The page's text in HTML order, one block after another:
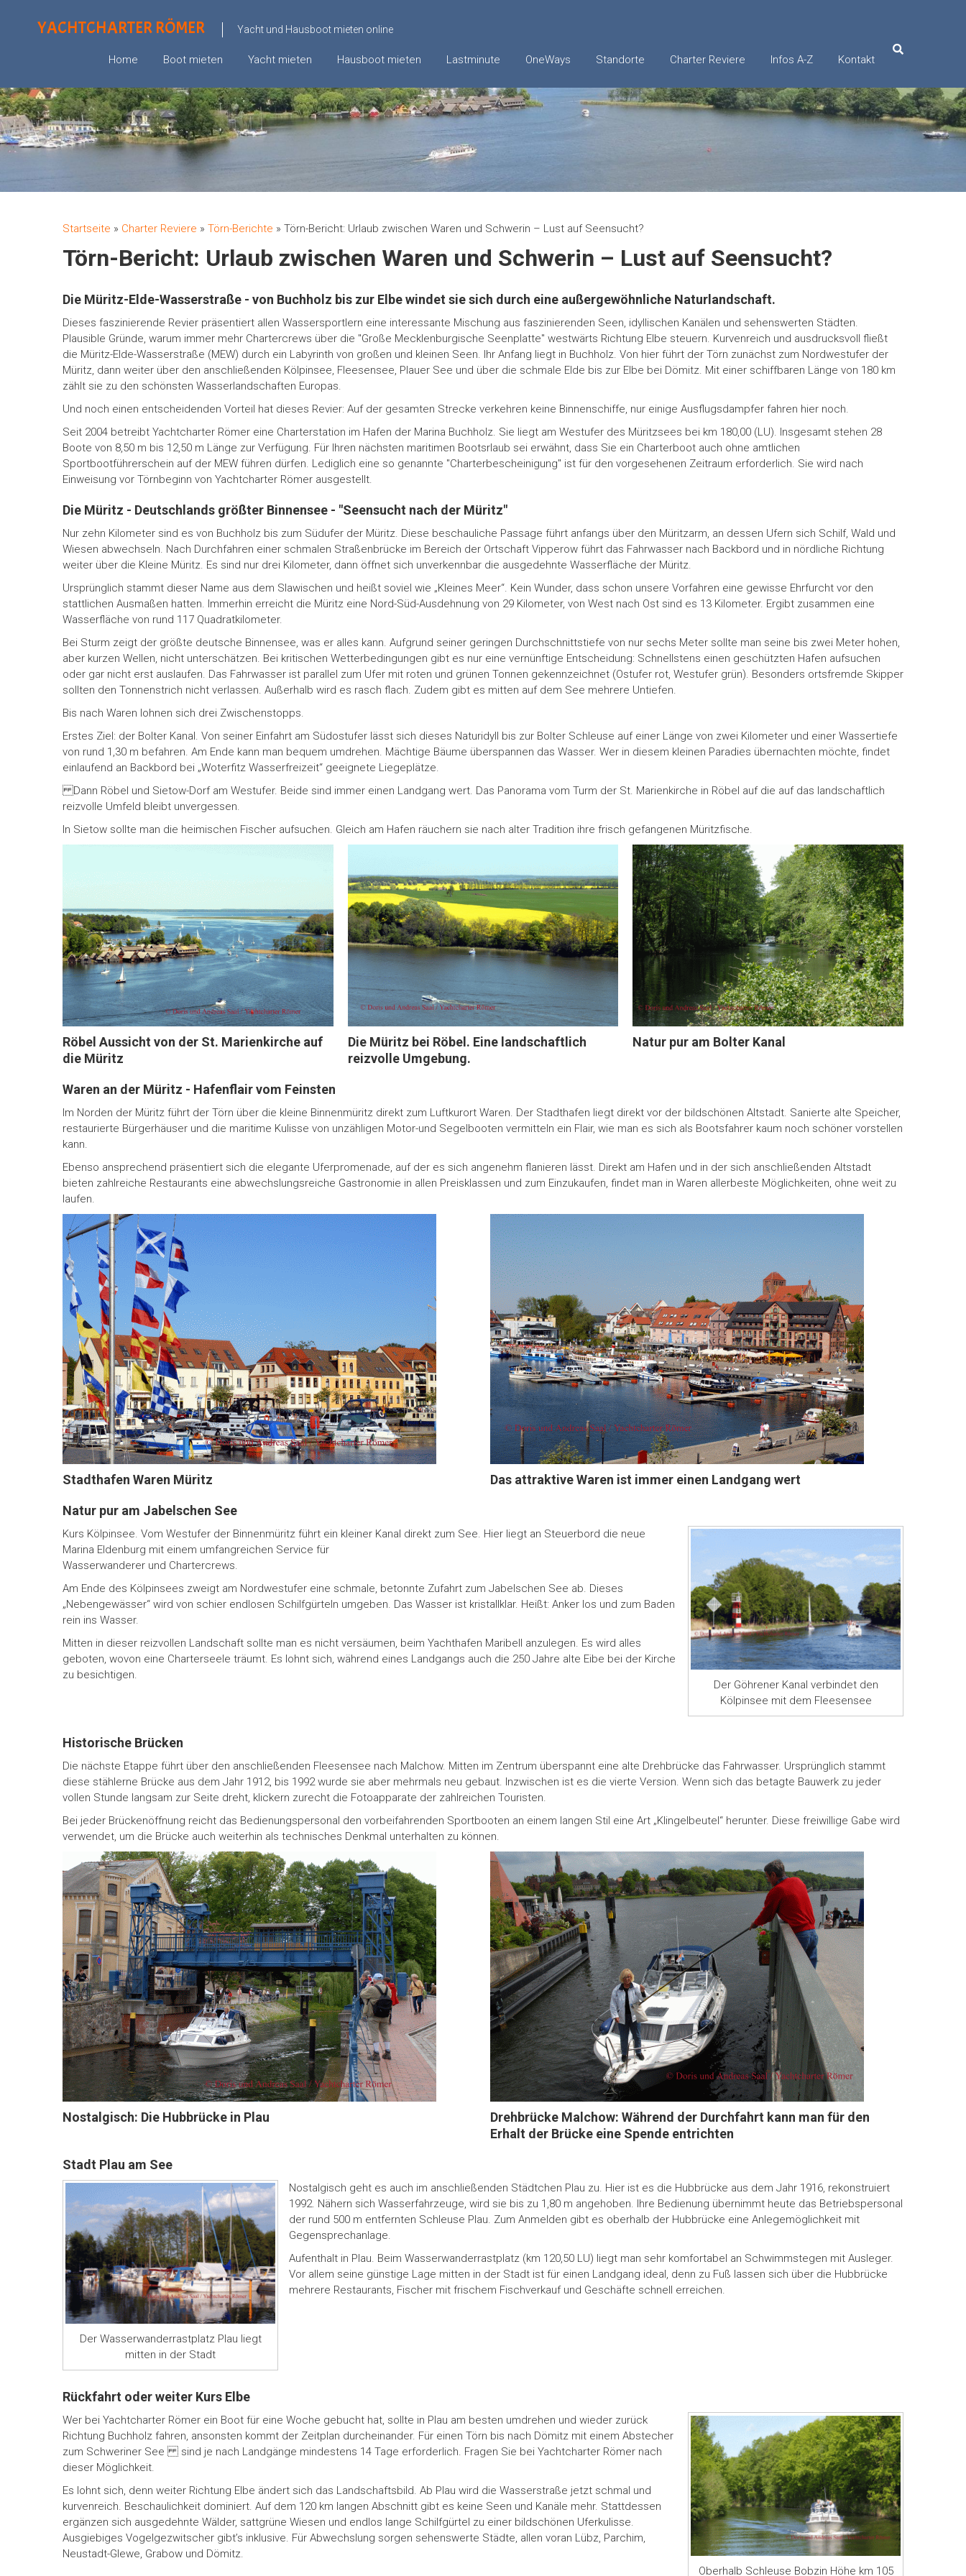
YACHTCHARTER RÖMER Yacht und Hausboot mieten online
Home Boot mieten Yacht mieten Hausboot mieten Lastminute OneWays Standorte Charter Reviere Infos A-Z Kontakt
Startseite » Charter Reviere » Törn-Berichte » Törn-Bericht: Urlaub zwischen Waren und Schwerin – Lust auf Seensucht?
Törn-Bericht: Urlaub zwischen Waren und Schwerin – Lust auf Seensucht?
Die Müritz-Elde-Wasserstraße - von Buchholz bis zur Elbe windet sie sich durch eine außergewöhnliche Naturlandschaft.
Dieses faszinierende Revier präsentiert allen Wassersportlern eine interessante Mischung aus faszinierenden Seen, idyllischen Kanälen und sehenswerten Städten.
Plausible Gründe, warum immer mehr Chartercrews über die "Große Mecklenburgische Seenplatte" westwärts Richtung Elbe steuern. Kurvenreich und ausdrucksvoll fließt
die Müritz-Elde-Wasserstraße (MEW) durch ein Labyrinth von großen und kleinen Seen. Ihr Anfang liegt in Buchholz. Von hier führt der Törn zunächst zum Nordwestufer der
Müritz, dann weiter über den anschließenden Kölpinsee, Fleesensee, Plauer See und über die schmale Elde bis zur Elbe bei Dömitz. Mit einer schiffbaren Länge von 180 km
zählt sie zu den schönsten Wasserlandschaften Europas.
Und noch einen entscheidenden Vorteil hat dieses Revier: Auf der gesamten Strecke verkehren keine Binnenschiffe, nur einige Ausflugsdampfer fahren hier noch.
Seit 2004 betreibt Yachtcharter Römer eine Charterstation im Hafen der Marina Buchholz. Sie liegt am Westufer des Müritzsees bei km 180,00 (LU). Insgesamt stehen 28
Boote von 8,50 m bis 12,50 m Länge zur Verfügung. Für Ihren nächsten maritimen Bootsrlaub sei erwähnt, dass Sie ein Charterboot auch ohne amtlichen
Sportbootführerschein auf der MEW führen dürfen. Lediglich eine so genannte "Charterbescheinigung" ist für den vorgesehenen Zeitraum erforderlich. Sie wird nach
Einweisung vor Törnbeginn von Yachtcharter Römer ausgestellt.
Die Müritz - Deutschlands größter Binnensee - "Seensucht nach der Müritz"
Nur zehn Kilometer sind es von Buchholz bis zum Südufer der Müritz. Diese beschauliche Passage führt anfangs über den Müritzarm, an dessen Ufern sich Schilf, Wald und
Wiesen abwechseln. Nach Durchfahren einer schmalen Straßenbrücke im Bereich der Ortschaft Vipperow führt das Fahrwasser nach Backbord und in nördliche Richtung
weiter über die Kleine Müritz. Es sind nur drei Kilometer, dann öffnet sich unverkennbar die ausgedehnte Wasserfläche der Müritz.
Ursprünglich stammt dieser Name aus dem Slawischen und heißt soviel wie „Kleines Meer“. Kein Wunder, dass schon unsere Vorfahren eine gewisse Ehrfurcht vor den
stattlichen Ausmaßen hatten. Immerhin erreicht die Müritz eine Nord-Süd-Ausdehnung von 29 Kilometer, von West nach Ost sind es 13 Kilometer. Ergibt zusammen eine
Wasserfläche von rund 117 Quadratkilometer.
Bei Sturm zeigt der größte deutsche Binnensee, was er alles kann. Aufgrund seiner geringen Durchschnittstiefe von nur sechs Meter sollte man seine bis zwei Meter hohen,
aber kurzen Wellen, nicht unterschätzen. Bei kritischen Wetterbedingungen gibt es nur eine vernünftige Entscheidung: Schnellstens einen geschützten Hafen aufsuchen
oder gar nicht erst auslaufen. Das Fahrwasser ist parallel zum Ufer mit roten und grünen Tonnen gekennzeichnet (Ostufer rot, Westufer grün). Besonders ortsfremde Skipper
sollten den Tonnenstrich nicht verlassen. Außerhalb wird es rasch flach. Zudem gibt es mitten auf dem See mehrere Untiefen.
Bis nach Waren lohnen sich drei Zwischenstopps.
Erstes Ziel: der Bolter Kanal. Von seiner Einfahrt am Südostufer lässt sich dieses Naturidyll bis zur Bolter Schleuse auf einer Länge von zwei Kilometer und einer Wassertiefe
von rund 1,30 m befahren. Am Ende kann man bequem umdrehen. Mächtige Bäume überspannen das Wasser. Wer in diesem kleinen Paradies übernachten möchte, findet
einlaufend an Backbord bei „Woterfitz Wasserfreizeit“ geeignete Liegeplätze.
Dann Röbel und Sietow-Dorf am Westufer. Beide sind immer einen Landgang wert. Das Panorama vom Turm der St. Marienkirche in Röbel auf die auf das landschaftlich
reizvolle Umfeld bleibt unvergessen.
In Sietow sollte man die heimischen Fischer aufsuchen. Gleich am Hafen räuchern sie nach alter Tradition ihre frisch gefangenen Müritzfische.
Röbel Aussicht von der St. Marienkirche auf
die Müritz
Die Müritz bei Röbel. Eine landschaftlich
reizvolle Umgebung.
Natur pur am Bolter Kanal
Waren an der Müritz - Hafenflair vom Feinsten
Im Norden der Müritz führt der Törn über die kleine Binnenmüritz direkt zum Luftkurort Waren. Der Stadthafen liegt direkt vor der bildschönen Altstadt. Sanierte alte Speicher,
restaurierte Bürgerhäuser und die maritime Kulisse von unzähligen Motor-und Segelbooten vermitteln ein Flair, wie man es sich als Bootsfahrer kaum noch schöner vorstellen
kann.
Ebenso ansprechend präsentiert sich die elegante Uferpromenade, auf der es sich angenehm flanieren lässt. Direkt am Hafen und in der sich anschließenden Altstadt
bieten zahlreiche Restaurants eine abwechslungsreiche Gastronomie in allen Preisklassen und zum Einzukaufen, findet man in Waren allerbeste Möglichkeiten, ohne weit zu
laufen.
Stadthafen Waren Müritz Das attraktive Waren ist immer einen Landgang wert
Natur pur am Jabelschen See
Der Göhrener Kanal verbindet den
Kölpinsee mit dem Fleesensee
Kurs Kölpinsee. Vom Westufer der Binnenmüritz führt ein kleiner Kanal direkt zum See. Hier liegt an Steuerbord die neue
Marina Eldenburg mit einem umfangreichen Service für
Wasserwanderer und Chartercrews.
Am Ende des Kölpinsees zweigt am Nordwestufer eine schmale, betonnte Zufahrt zum Jabelschen See ab. Dieses
„Nebengewässer“ wird von schier endlosen Schilfgürteln umgeben. Das Wasser ist kristallklar. Heißt: Anker los und zum Baden
rein ins Wasser.
Mitten in dieser reizvollen Landschaft sollte man es nicht versäumen, beim Yachthafen Maribell anzulegen. Es wird alles
geboten, wovon eine Charterseele träumt. Es lohnt sich, während eines Landgangs auch die 250 Jahre alte Eibe bei der Kirche
zu besichtigen.
Historische Brücken
Die nächste Etappe führt über den anschließenden Fleesensee nach Malchow. Mitten im Zentrum überspannt eine alte Drehbrücke das Fahrwasser. Ursprünglich stammt
diese stählerne Brücke aus dem Jahr 1912, bis 1992 wurde sie aber mehrmals neu gebaut. Inzwischen ist es die vierte Version. Wenn sich das betagte Bauwerk zu jeder
vollen Stunde langsam zur Seite dreht, klickern zurecht die Fotoapparate der zahlreichen Touristen.
Bei jeder Brückenöffnung reicht das Bedienungspersonal den vorbeifahrenden Sportbooten an einem langen Stil eine Art „Klingelbeutel“ herunter. Diese freiwillige Gabe wird
verwendet, um die Brücke auch weiterhin als technisches Denkmal unterhalten zu können.
Nostalgisch: Die Hubbrücke in Plau
Drehbrücke Malchow: Während der Durchfahrt kann man für den
Erhalt der Brücke eine Spende entrichten
Stadt Plau am See
Der Wasserwanderrastplatz Plau liegt
mitten in der Stadt
Nostalgisch geht es auch im anschließenden Städtchen Plau zu. Hier ist es die Hubbrücke aus dem Jahr 1916, rekonstruiert
1992. Nähern sich Wasserfahrzeuge, wird sie bis zu 1,80 m angehoben. Ihre Bedienung übernimmt heute das Betriebspersonal
der rund 500 m entfernten Schleuse Plau. Zum Anmelden gibt es oberhalb der Hubbrücke eine Anlegemöglichkeit mit
Gegensprechanlage.
Aufenthalt in Plau. Beim Wasserwanderrastplatz (km 120,50 LU) liegt man sehr komfortabel an Schwimmstegen mit Ausleger.
Vor allem seine günstige Lage mitten in der Stadt ist für einen Landgang ideal, denn zu Fuß lassen sich über die Hubbrücke
mehrere Restaurants, Fischer mit frischem Fischverkauf und Geschäfte schnell erreichen.
Rückfahrt oder weiter Kurs Elbe
Oberhalb Schleuse Bobzin Höhe km 105
Wer bei Yachtcharter Römer ein Boot für eine Woche gebucht hat, sollte in Plau am besten umdrehen und wieder zurück
Richtung Buchholz fahren, ansonsten kommt der Zeitplan durcheinander. Für einen Törn bis nach Dömitz mit einem Abstecher
zum Schweriner See sind je nach Landgänge mindestens 14 Tage erforderlich. Fragen Sie bei Yachtcharter Römer nach
dieser Möglichkeit.
Es lohnt sich, denn weiter Richtung Elbe ändert sich das Landschaftsbild. Ab Plau wird die Wasserstraße jetzt schmal und
kurvenreich. Beschaulichkeit dominiert. Auf dem 120 km langen Abschnitt gibt es keine Seen und Kanäle mehr. Stattdessen
ergänzen sich ausgedehnte Wälder, sattgrüne Wiesen und endlos lange Schilfgürtel zu einer bildschönen Uferkulisse.
Ausgiebiges Vogelgezwitscher gibt’s inklusive. Für Abwechslung sorgen sehenswerte Städte, allen voran Lübz, Parchim,
Neustadt-Glewe, Grabow und Dömitz.